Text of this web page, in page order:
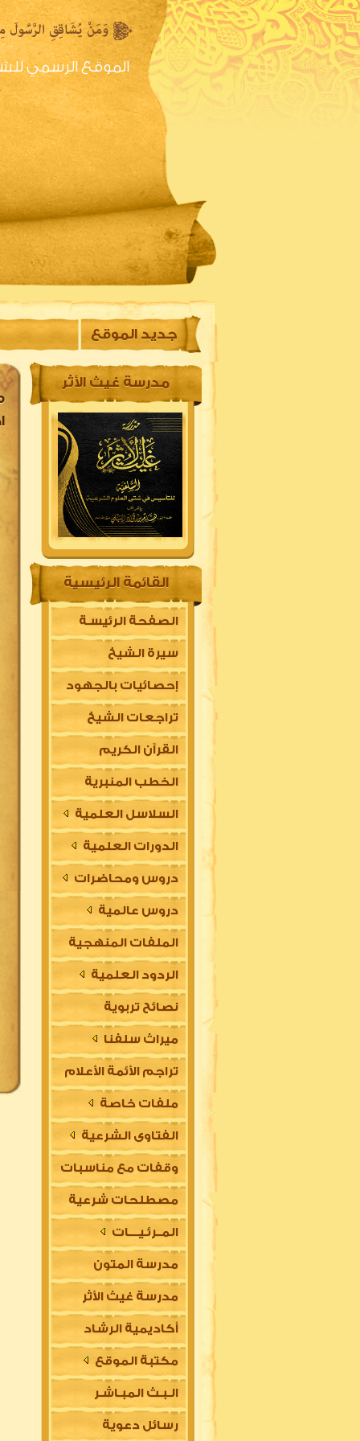
الموقع الرسمي
الصفحه الرئيسية
جديد الموقع
مدرسة غيث الأثر
القائمة الرئيسية
الصفحة الرئيسـة
سيرة الشيخ
إحصائيات بالجهود
تراجعات الشيخ
القرآن الكريم
الخطب المنبرية
السلاسل العلمية
الدورات العلمية
دروس ومحاضرات
دروس عالمية
الملفات المنهجية
الردود العلمية
نصائح تربوية
ميراث سلفنا
تراجم الأئمة الأعلام
ملفات خاصة
الفتاوى الشرعية
وقفات مع مناسبات
مصطلحات شرعية
المــرئـيــــات
مدرسة المتون
العلمية
مدرسة غيث الأثر
السلفية
أكاديمية الرشاد
العلمية للتأسيس
في مقدمات العلوم
الشرعية (للتعليم
مكتبة الموقع
الـبـث المبـاشـر
رسائل دعوية